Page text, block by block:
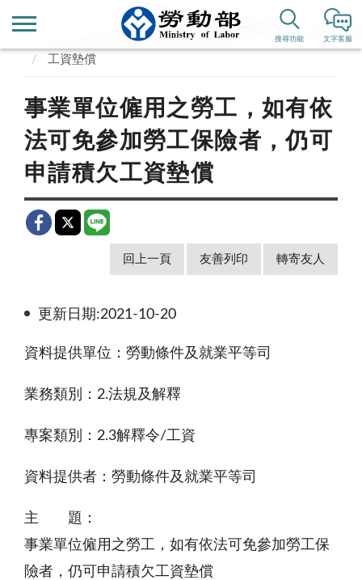
文字客服
搜尋功能
業務專區 勞動條件、就業平等
工資
工資墊償
事業單位僱用之勞工，如有依
法可免參加勞工保險者，仍可
申請積欠工資墊償
回上一頁 友善列印 轉寄友人
更新日期:2021-10-20
資料提供單位：勞動條件及就業平等司
業務類別：2.法規及解釋
專案類別：2.3解釋令/工資
資料提供者：勞動條件及就業平等司
主 題：
事業單位僱用之勞工，如有依法可免參加勞工保
險者，仍可申請積欠工資墊償